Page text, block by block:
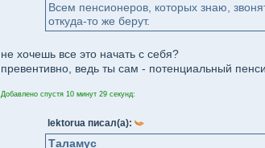
Всем пенсионеров, которых знаю,
откуда-то же берут.
не хочешь все это начать с себя?
превентивно, ведь ты сам - потенциальный
Добавлено спустя 10 минут 29 секунд:
lektorua писал(а):
Таламус